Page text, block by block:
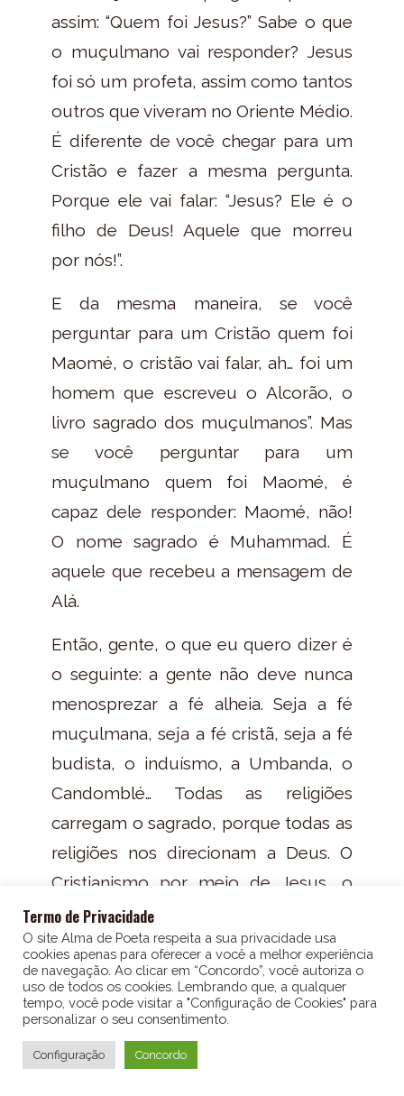
assim: “Quem foi Jesus?” Sabe o que
o muçulmano vai responder? Jesus
foi só um profeta, assim como tantos
outros que viveram no Oriente Médio.
É diferente de você chegar para um
Cristão e fazer a mesma pergunta.
Porque ele vai falar: “Jesus? Ele é o
filho de Deus! Aquele que morreu
por nós!”.
E da mesma maneira, se você
perguntar para um Cristão quem foi
Maomé, o cristão vai falar, ah… foi um
homem que escreveu o Alcorão, o
livro sagrado dos muçulmanos”. Mas
se você perguntar para um
muçulmano quem foi Maomé, é
capaz dele responder: Maomé, não!
O nome sagrado é Muhammad. É
aquele que recebeu a mensagem de
Alá.
Então, gente, o que eu quero dizer é
o seguinte: a gente não deve nunca
menosprezar a fé alheia. Seja a fé
muçulmana, seja a fé cristã, seja a fé
budista, o induísmo, a Umbanda, o
Candomblé… Todas as religiões
carregam o sagrado, porque todas as
religiões nos direcionam a Deus. O
Cristianismo por meio de Jesus, o
Islamismo pelo profeta Maomé e a
Umbanda por meio dos Orixás.
Ah, aposto que tem um monte de
candomblecista ouvindo o podcast
que está pensando assim: “Mas a
Umbanda não cultua Orixás, quem
15 15
Termo de Privacidade
O site Alma de Poeta respeita a sua privacidade usa
cookies apenas para oferecer a você a melhor experiência
de navegação. Ao clicar em “Concordo”, você autoriza o
uso de todos os cookies. Lembrando que, a qualquer
tempo, você pode visitar a "Configuração de Cookies" para
personalizar o seu consentimento.
Configuração Concordo